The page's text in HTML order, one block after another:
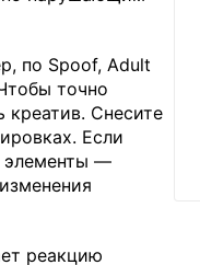
по Spoof, Adult
точно
креатив. Снесите
Если
элементы —
реакцию